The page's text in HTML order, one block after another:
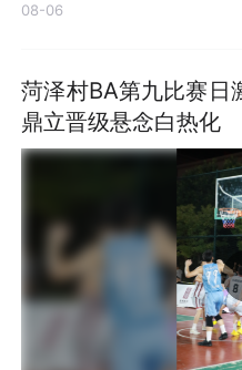
08-06
菏泽村BA第九比赛日
鼎立晋级悬念白热化